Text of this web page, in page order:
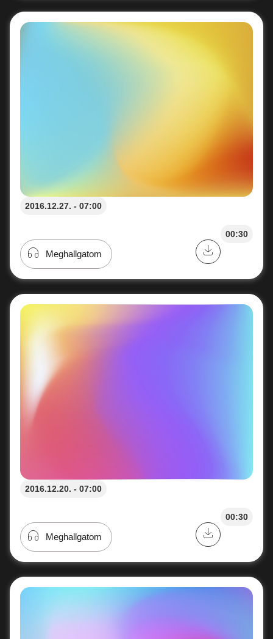
2016.12.27. - 07:00
00:30
Meghallgatom
2016.12.20. - 07:00
00:30
Meghallgatom